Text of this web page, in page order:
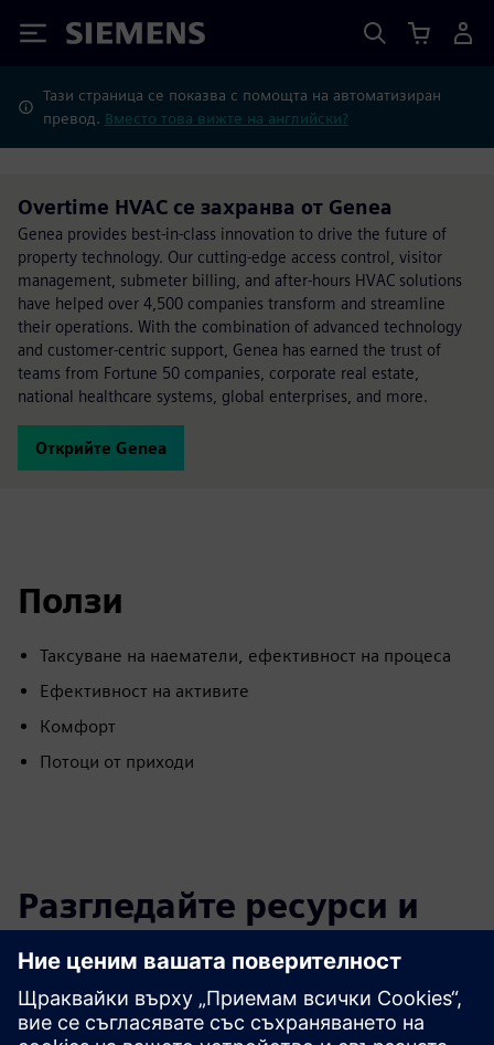
Siemens
Тази страница се показва с помощта на автоматизиран
превод. Вместо това вижте на английски?
Overtime HVAC се захранва от Genea
Genea provides best-in-class innovation to drive the future of
property technology. Our cutting-edge access control, visitor
management, submeter billing, and after-hours HVAC solutions
have helped over 4,500 companies transform and streamline
their operations. With the combination of advanced technology
and customer-centric support, Genea has earned the trust of
teams from Fortune 50 companies, corporate real estate,
national healthcare systems, global enterprises, and more.
Открийте Genea
Ползи
Таксуване на наематели, ефективност на процеса
Ефективност на активите
Комфорт
Потоци от приходи
Разгледайте ресурси и
свързани продукти
Допълнителна информация и